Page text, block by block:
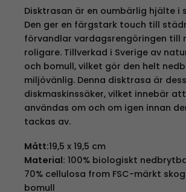
Disktrasan är en oumbärlig hjälte i
Den ger en färgstark touch till
förvandlar vardagsrengöringen till
roligare. Tillverkad i Sverige av
och bomull, vilket gör den helt
miljövänlig. Denna disktrasa är
diskmaskinssäker, vilket innebär
användas om och om igen innan
tackas av.
Mått:19,5 x 19,5 cm
Material: 100% biologiskt
70% cellulosa from FSC-märkt
bomull